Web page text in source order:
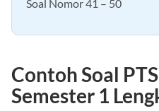
Soal Nomor 41 – 50
Contoh Soal
Semester 1